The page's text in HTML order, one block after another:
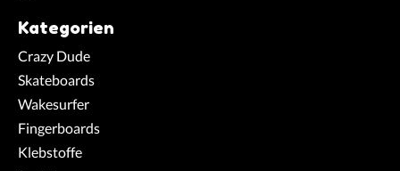
Kategorien
Crazy Dude
Skateboards
Wakesurfer
Fingerboards
Klebstoffe